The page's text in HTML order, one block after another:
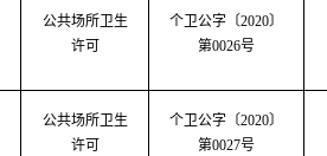
公共场所卫生
许可
个卫公字 〔2020〕
第0026号
公共场所卫生
许可
个卫公字 〔2020〕
第0027号